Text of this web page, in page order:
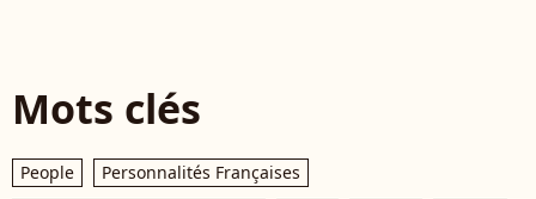
Mots clés
People
Personnalités Françaises